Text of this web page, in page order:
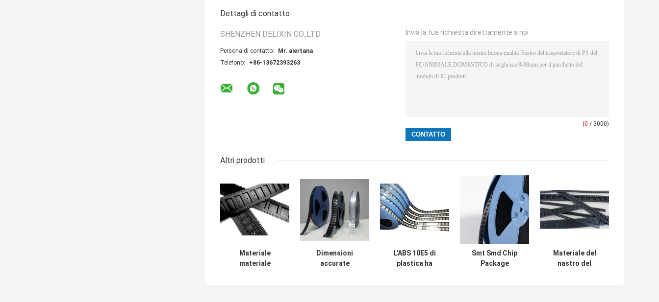
Dettagli di contatto
SHENZHEN DELIXIN CO.,LTD
Persona di contatto:
Mr. aiertana
Telefono:
+86-13672393263
Invia la tua richiesta direttamente a noi
(0 / 3000)
Altri prodotti
Materiale
materiale
Dimensioni
accurate
L'ABS 10E5 di
plastica ha
Smt Smd Chip
Package
Materiale del
nastro del